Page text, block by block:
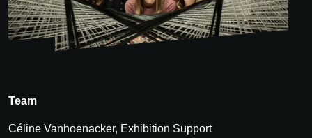
Team
Céline Vanhoenacker, Exhibition Support